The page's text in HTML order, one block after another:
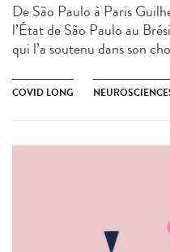
De São Paulo à Paris
l’État de São Paulo au
qui l’a soutenu dans son
COVID LONG